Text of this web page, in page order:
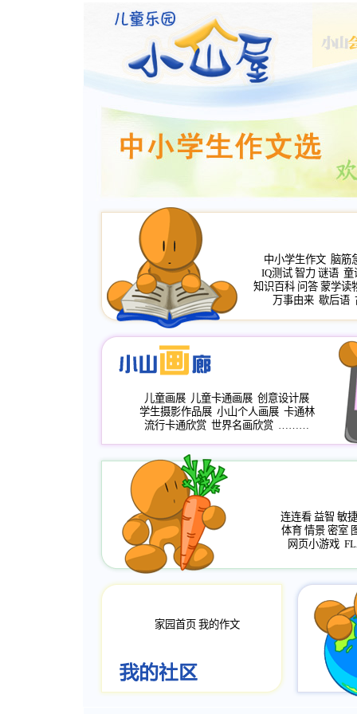
中小学生作文 脑筋
IQ测试 智力 谜语 童
知识百科 问答 蒙学读
万事由来 歇后语
儿童画展 儿童卡通画展 创意设计展
学生摄影作品展 小山个人画展 卡通林
流行卡通欣赏 世界名画欣赏 ………
连连看 益智 敏捷
体育 情景 密室
网页小游戏
家园首页 我的作文